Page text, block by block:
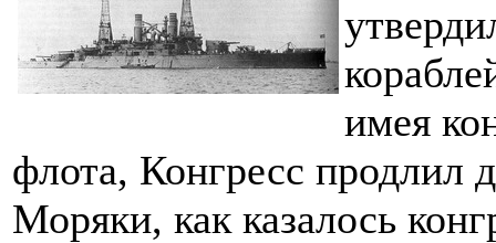
имея
флота, Конгресс продлил
Моряки, как казалось